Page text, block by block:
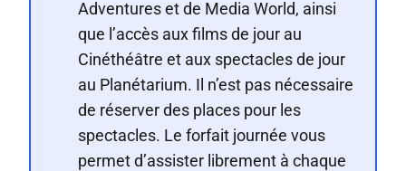
Adventures et de Media World, ainsi
que l’accès aux films de jour au
Cinéthéâtre et aux spectacles de jour
au Planétarium. Il n’est pas nécessaire
de réserver des places pour les
spectacles. Le forfait journée vous
permet d’assister librement à chaque